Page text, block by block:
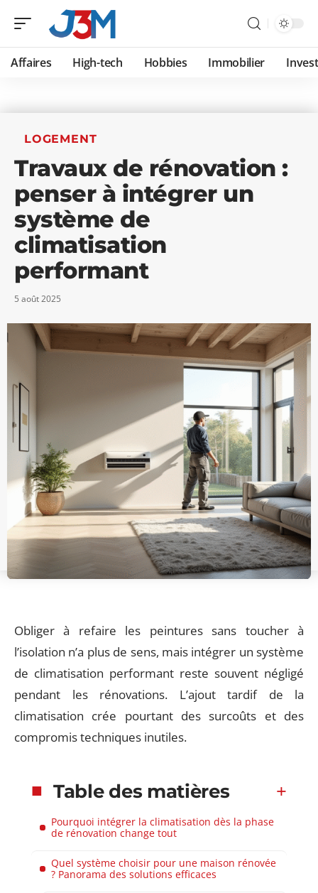
Affaires High-tech Hobbies Immobilier
LOGEMENT
Travaux de rénovation :
penser à intégrer un
système de
climatisation
performant
5 août 2025
Obliger à refaire les peintures sans toucher à
l’isolation n’a plus de sens, mais intégrer un système
de climatisation performant reste souvent négligé
pendant les rénovations. L’ajout tardif de la
climatisation crée pourtant des surcoûts et des
compromis techniques inutiles.
Table des matières
Pourquoi intégrer la climatisation dès la phase
de rénovation change tout
Quel système choisir pour une maison rénovée
? Panorama des solutions efficaces